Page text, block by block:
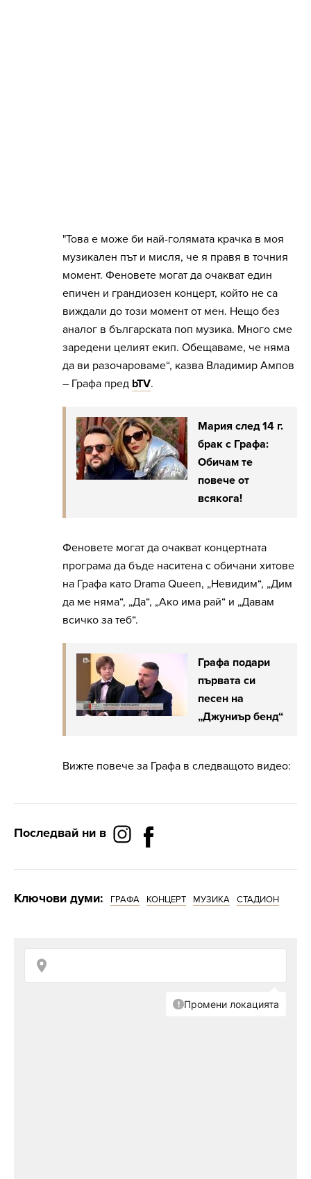
"Това е може би най-голямата крачка в моя
музикален път и мисля, че я правя в точния
момент. Феновете могат да очакват един
епичен и грандиозен концерт, който не са
виждали до този момент от мен. Нещо без
аналог в българската поп музика. Много сме
заредени целият екип. Обещаваме, че няма
да ви разочароваме“, казва Владимир Ампов
– Графа пред bTV.
Мария след 14 г.
брак с Графа:
Обичам те
повече от
всякога!
Феновете могат да очакват концертната
програма да бъде наситена с обичани хитове
на Графа като Drama Queen, „Невидим“, „Дим
да ме няма“, „Да“, „Ако има рай“ и „Давам
всичко за теб“.
Графа подари
първата си
песен на
„Джуниър бенд“
Вижте повече за Графа в следващото видео:
Последвай ни в
Ключови думи: ГРАФА КОНЦЕРТ МУЗИКА СТАДИОН